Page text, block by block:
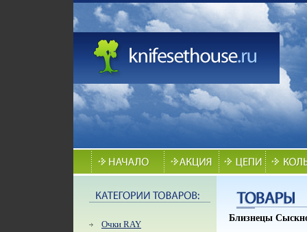
Очки RAY
Близнецы